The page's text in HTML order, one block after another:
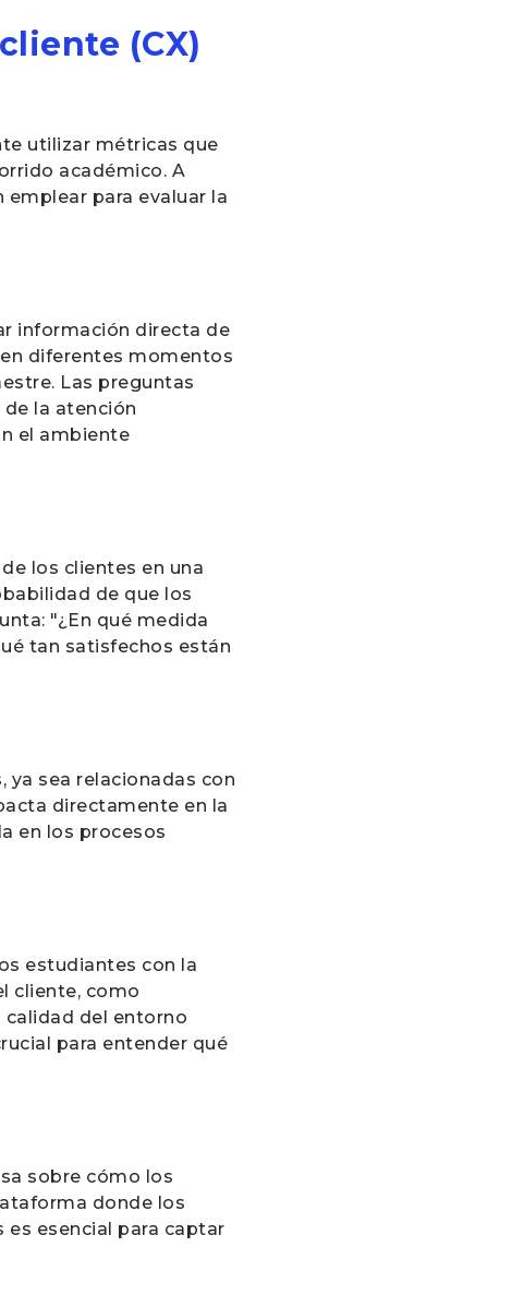
(CX)
utilizar métricas que
académico. A
para evaluar la
información directa de
diferentes momentos
Las preguntas
la atención
el ambiente
los clientes en una
de que los
"¿En qué medida
tan satisfechos están
sea relacionadas con
directamente en la
en los procesos
estudiantes con la
cliente, como
del entorno
para entender qué
sobre cómo los
donde los
esencial para captar